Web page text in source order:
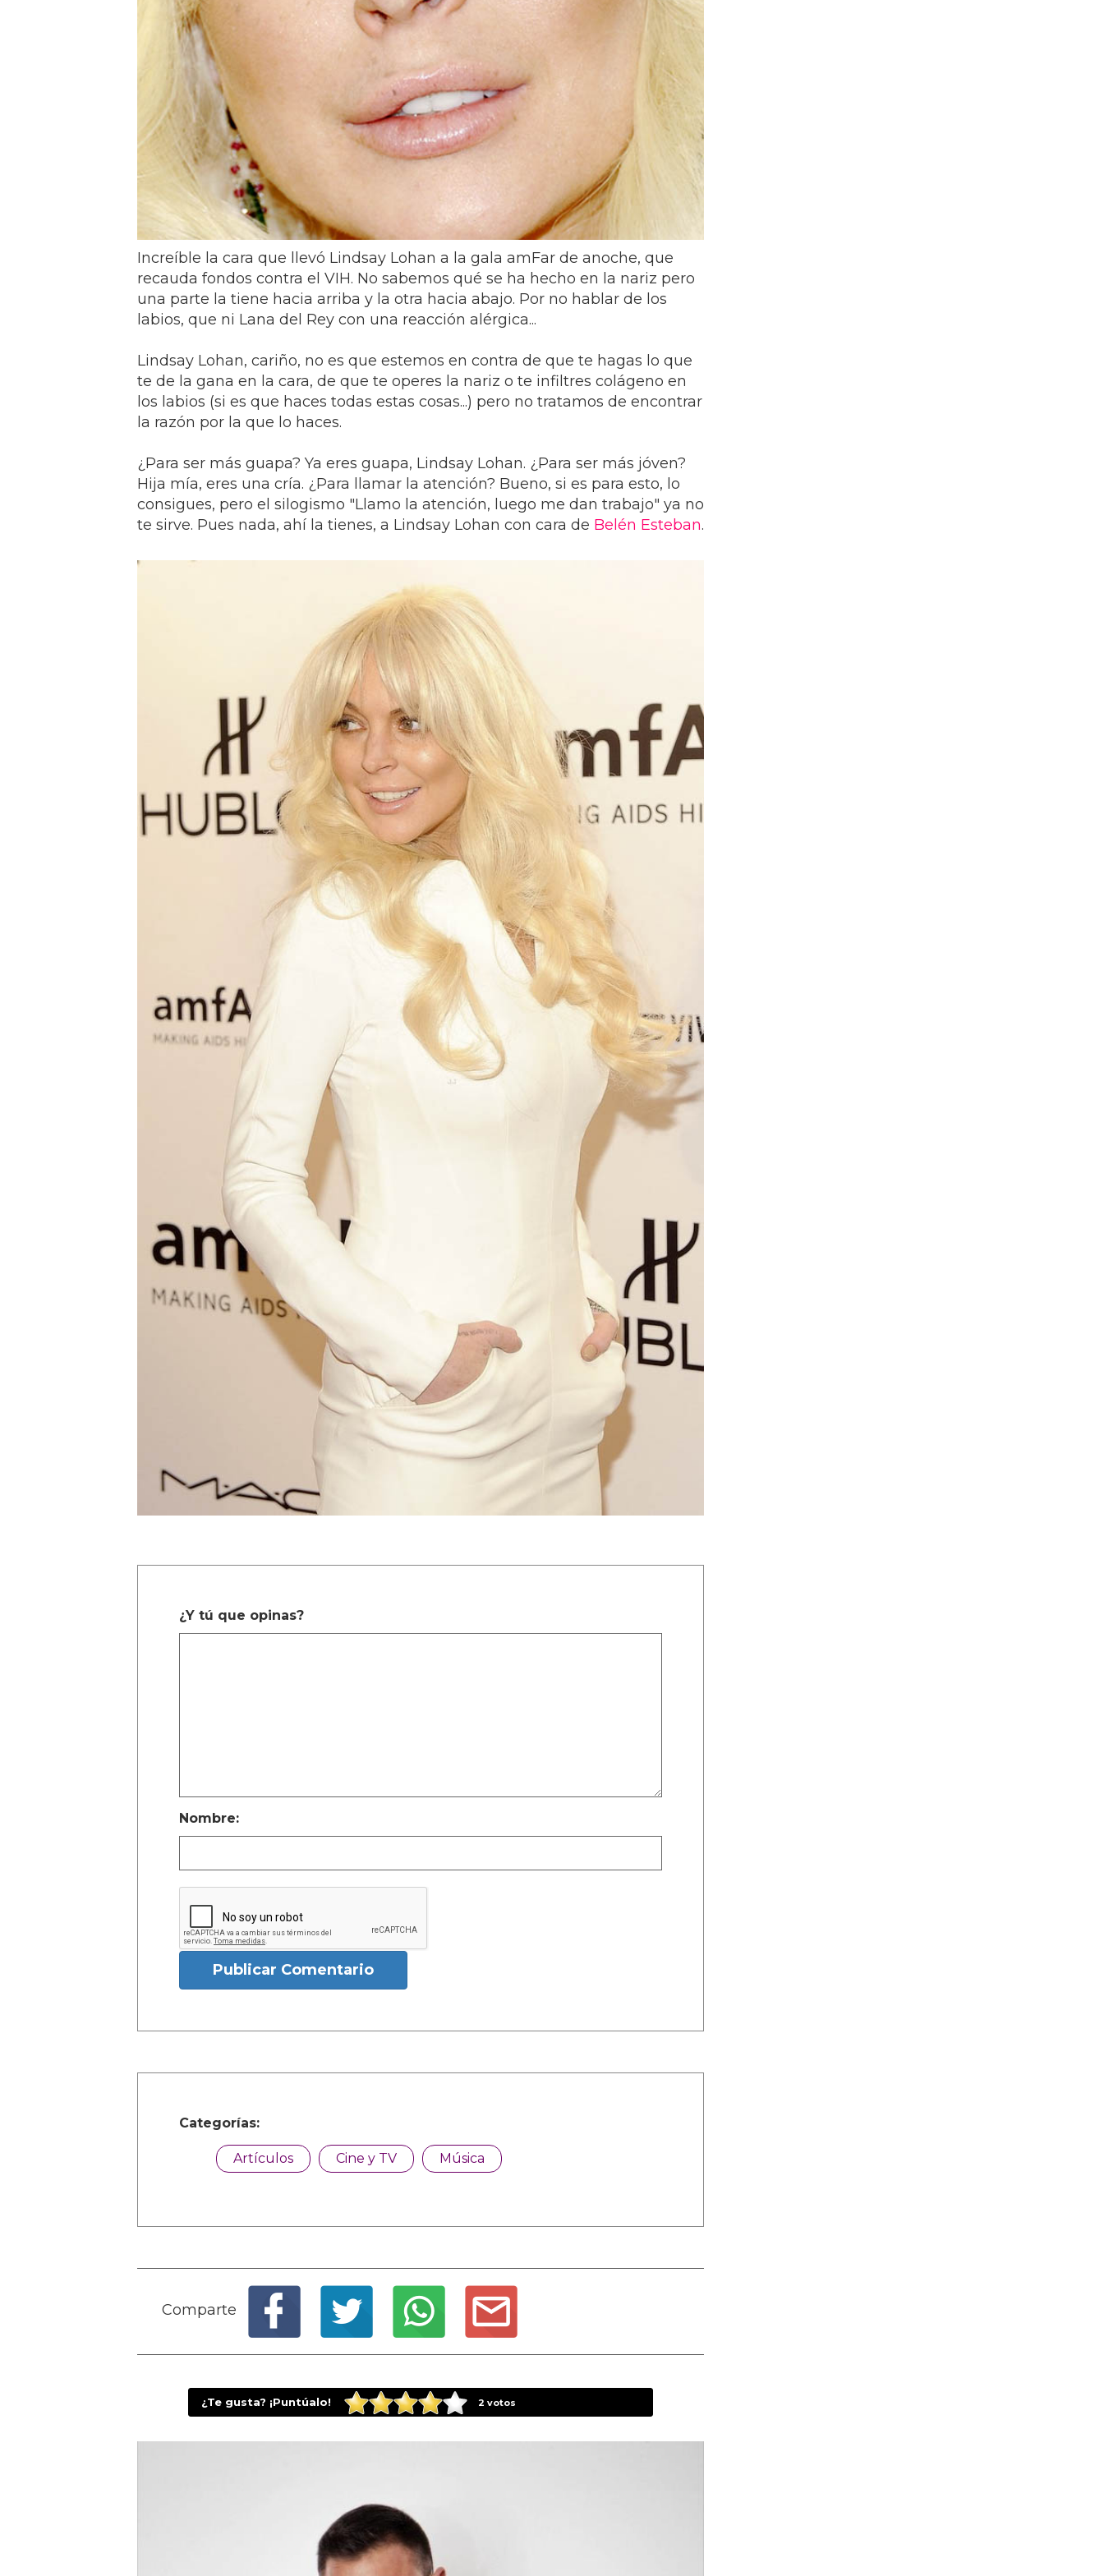
Increíble la cara que llevó Lindsay Lohan a la gala amFar de anoche, que
recauda fondos contra el VIH. No sabemos qué se ha hecho en la nariz pero
una parte la tiene hacia arriba y la otra hacia abajo. Por no hablar de los
labios, que ni Lana del Rey con una reacción alérgica...
Lindsay Lohan, cariño, no es que estemos en contra de que te hagas lo que
te de la gana en la cara, de que te operes la nariz o te infiltres colágeno en
los labios (si es que haces todas estas cosas...) pero no tratamos de encontrar
la razón por la que lo haces.
¿Para ser más guapa? Ya eres guapa, Lindsay Lohan. ¿Para ser más jóven?
Hija mía, eres una cría. ¿Para llamar la atención? Bueno, si es para esto, lo
consigues, pero el silogismo "Llamo la atención, luego me dan trabajo" ya no
te sirve. Pues nada, ahí la tienes, a Lindsay Lohan con cara de Belén Esteban.
¿Y tú que opinas?
Nombre:
Publicar Comentario
Categorías:
Artículos Cine y TV Música
Comparte
¿Te gusta? ¡Puntúalo! 2 votos